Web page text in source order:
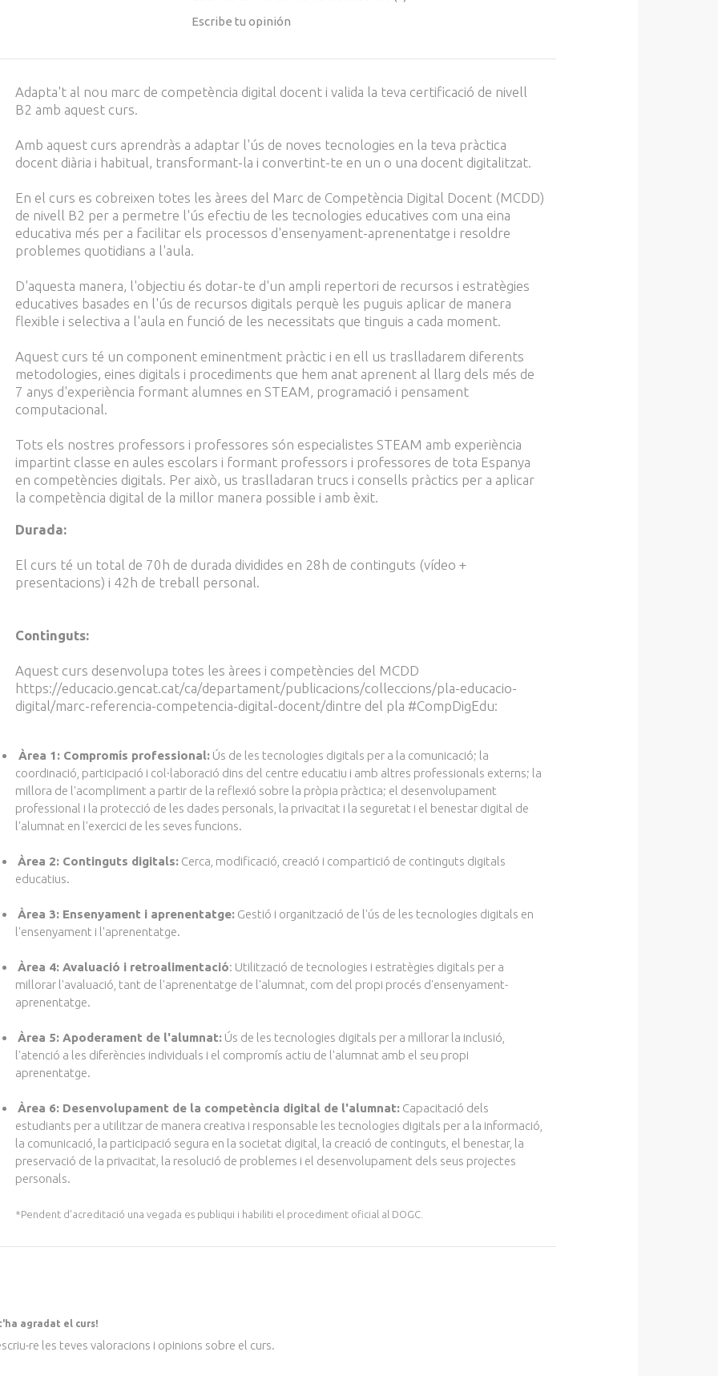
Escribe tu opinión
Adapta't al nou marc de competència digital docent i valida la teva certificació de nivell
B2 amb aquest curs.
Amb aquest curs aprendràs a adaptar l'ús de noves tecnologies en la teva pràctica
docent diària i habitual, transformant-la i convertint-te en un o una docent digitalitzat.
En el curs es cobreixen totes les àrees del Marc de Competència Digital Docent (MCDD)
de nivell B2 per a permetre l'ús efectiu de les tecnologies educatives com una eina
educativa més per a facilitar els processos d'ensenyament-aprenentatge i resoldre
problemes quotidians a l'aula.
D'aquesta manera, l'objectiu és dotar-te d'un ampli repertori de recursos i estratègies
educatives basades en l'ús de recursos digitals perquè les puguis aplicar de manera
flexible i selectiva a l'aula en funció de les necessitats que tinguis a cada moment.
Aquest curs té un component eminentment pràctic i en ell us traslladarem diferents
metodologies, eines digitals i procediments que hem anat aprenent al llarg dels més de
7 anys d'experiència formant alumnes en STEAM, programació i pensament
computacional.
Tots els nostres professors i professores són especialistes STEAM amb experiència
impartint classe en aules escolars i formant professors i professores de tota Espanya
en competències digitals. Per això, us traslladaran trucs i consells pràctics per a aplicar
la competència digital de la millor manera possible i amb èxit.
Durada:
El curs té un total de 70h de durada dividides en 28h de continguts (vídeo +
presentacions) i 42h de treball personal.
Continguts:
Aquest curs desenvolupa totes les àrees i competències del MCDD
https://educacio.gencat.cat/ca/departament/publicacions/colleccions/pla-educacio-
digital/marc-referencia-competencia-digital-docent/dintre del pla #CompDigEdu:
Àrea 1: Compromís professional: Ús de les tecnologies digitals per a la comunicació; la
coordinació, participació i col·laboració dins del centre educatiu i amb altres professionals externs; la
millora de l'acompliment a partir de la reflexió sobre la pròpia pràctica; el desenvolupament
professional i la protecció de les dades personals, la privacitat i la seguretat i el benestar digital de
l'alumnat en l'exercici de les seves funcions.
Àrea 2: Continguts digitals: Cerca, modificació, creació i compartició de continguts digitals
educatius.
Àrea 3: Ensenyament i aprenentatge: Gestió i organització de l'ús de les tecnologies digitals en
l'ensenyament i l'aprenentatge.
Àrea 4: Avaluació i retroalimentació: Utilització de tecnologies i estratègies digitals per a
millorar l'avaluació, tant de l'aprenentatge de l'alumnat, com del propi procés d'ensenyament-
aprenentatge.
Àrea 5: Apoderament de l'alumnat: Ús de les tecnologies digitals per a millorar la inclusió,
l'atenció a les diferències individuals i el compromís actiu de l'alumnat amb el seu propi
aprenentatge.
Àrea 6: Desenvolupament de la competència digital de l'alumnat: Capacitació dels
estudiants per a utilitzar de manera creativa i responsable les tecnologies digitals per a la informació,
la comunicació, la participació segura en la societat digital, la creació de continguts, el benestar, la
preservació de la privacitat, la resolució de problemes i el desenvolupament dels seus projectes
personals.
*Pendent d'acreditació una vegada es publiqui i habiliti el procediment oficial al DOGC.
agradat el curs!
re les teves valoracions i opinions sobre el curs.